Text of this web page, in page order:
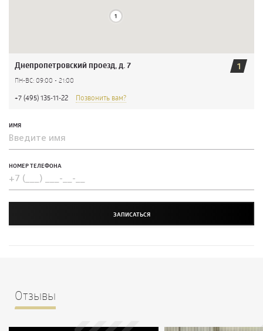
1
Днепропетровский проезд, д. 7
ПН-ВС: 09:00 - 21:00
+7 (495) 135-11-22 Позвонить вам?
ИМЯ
НОМЕР ТЕЛЕФОНА
ЗАПИСАТЬСЯ
Отзывы